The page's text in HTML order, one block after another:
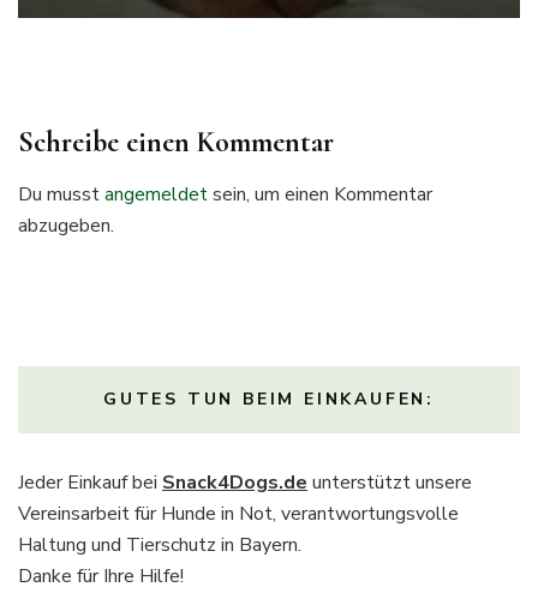
Schreibe einen Kommentar
Du musstangemeldetsein, um einen Kommentar
abzugeben.
GUTES TUN BEIM EINKAUFEN:
Jeder Einkauf bei Snack4Dogs.de unterstützt unsere
Vereinsarbeit für Hunde in Not, verantwortungsvolle
Haltung und Tierschutz in Bayern.
Danke für Ihre Hilfe!